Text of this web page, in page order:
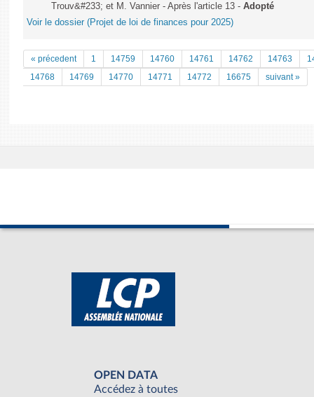
Trouv&#233; et M. Vannier - Après l'article 13 - Adopté
Voir le dossier (Projet de loi de finances pour 2025)
« précedent 1 14759 14760 14761 14762 14763
14768
14769 14770 14771 14772 16675 suivant »
OPEN DATA
Accédez à toutes